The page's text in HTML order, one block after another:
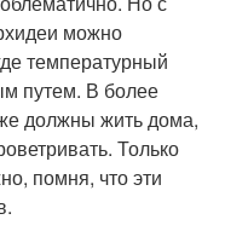
можно
температурный
путем. В более
должны жить дома,
Только
помня, что эти